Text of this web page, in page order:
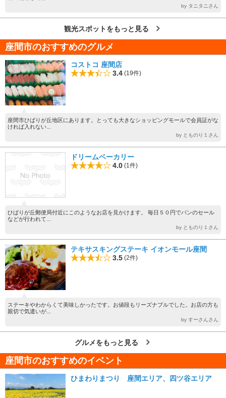
by タニタニさん
観光スポットをもっと見る
座間市のおすすめのグルメ
コストコ 座間店
3.4 (19件)
座間市ひばりが丘地区にあります。とっても大きなショッピングモールで会員証がな
ければ入れない...
by とものり１さん
ドリームベーカリー
4.0 (1件)
ひばりが丘郵便局付近にこのようなお店を見かけます。 毎日５０円でパンのセール
などが行われて...
by とものり１さん
テキサスキングステーキ イオンモール座間
3.5 (2件)
ステーキやわからくて美味しかったです。お値段もリーズナブルでした。お店の方も
親切で気遣いが...
by すーさんさん
グルメをもっと見る
座間市のおすすめのイベント
ひまわりまつり 座間エリア、四ツ谷エリア